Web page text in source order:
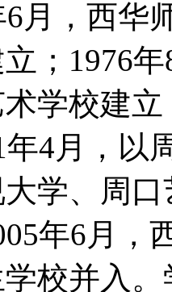
月，西华
；1976
学校建
年4月，以
学、周
年6月，
校并入